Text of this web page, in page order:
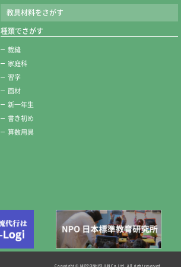
教具材料をさがす
種類でさがす
裁縫
家庭科
習字
画材
新一年生
書き初め
算数用具
Copyright © NIPPONHYOJUN Co.Ltd. All right reserved.